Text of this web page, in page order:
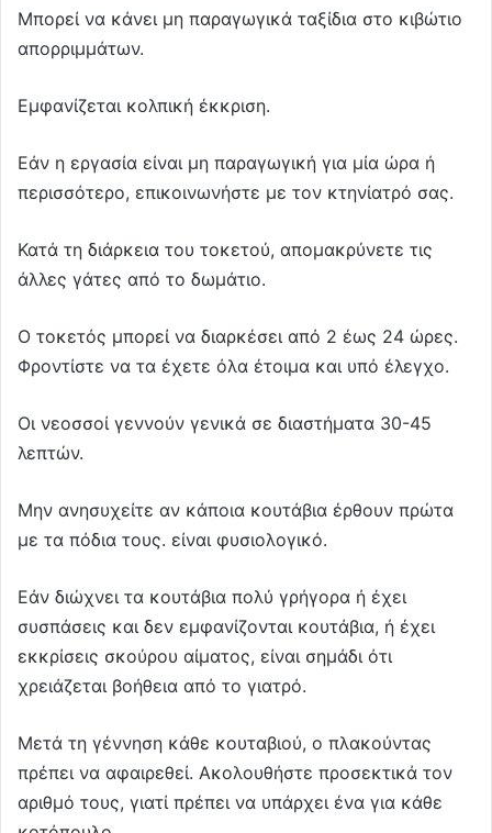
Μπορεί να κάνει μη παραγωγικά ταξίδια στο κιβώτιο
απορριμμάτων.
Εμφανίζεται κολπική έκκριση.
Εάν η εργασία είναι μη παραγωγική για μία ώρα ή
περισσότερο, επικοινωνήστε με τον κτηνίατρό σας.
Κατά τη διάρκεια του τοκετού, απομακρύνετε τις
άλλες γάτες από το δωμάτιο.
Ο τοκετός μπορεί να διαρκέσει από 2 έως 24 ώρες.
Φροντίστε να τα έχετε όλα έτοιμα και υπό έλεγχο.
Οι νεοσσοί γεννούν γενικά σε διαστήματα 30-45
λεπτών.
Μην ανησυχείτε αν κάποια κουτάβια έρθουν πρώτα
με τα πόδια τους. είναι φυσιολογικό.
Εάν διώχνει τα κουτάβια πολύ γρήγορα ή έχει
συσπάσεις και δεν εμφανίζονται κουτάβια, ή έχει
εκκρίσεις σκούρου αίματος, είναι σημάδι ότι
χρειάζεται βοήθεια από το γιατρό.
Μετά τη γέννηση κάθε κουταβιού, ο πλακούντας
πρέπει να αφαιρεθεί. Ακολουθήστε προσεκτικά τον
αριθμό τους, γιατί πρέπει να υπάρχει ένα για κάθε